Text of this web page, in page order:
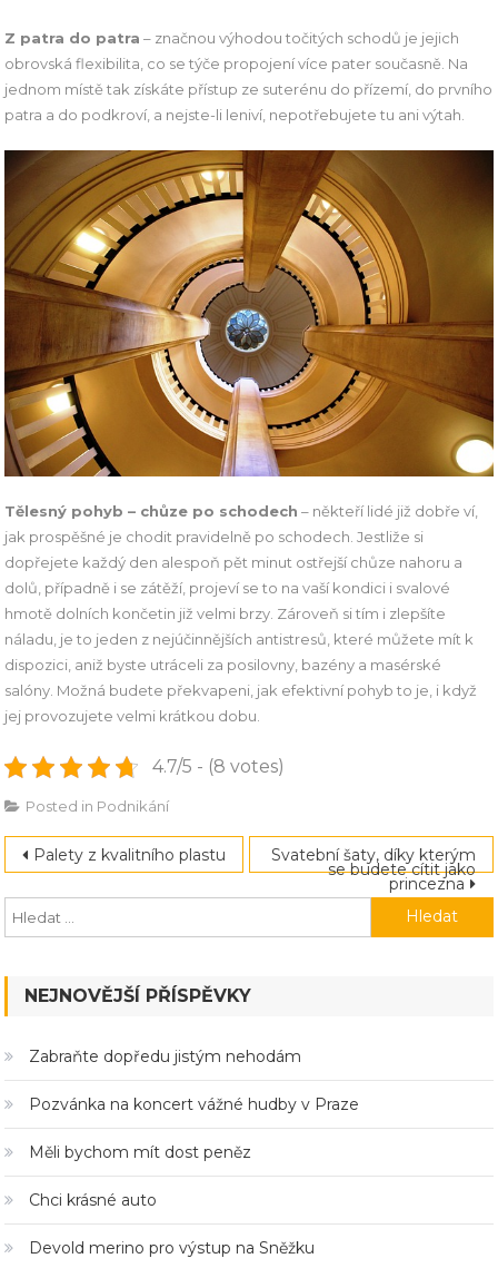
Z patra do patra – značnou výhodou točitých schodů je jejich
obrovská flexibilita, co se týče propojení více pater současně. Na
jednom místě tak získáte přístup ze suterénu do přízemí, do prvního
patra a do podkroví, a nejste-li leniví, nepotřebujete tu ani výtah.
Tělesný pohyb – chůze po schodech – někteří lidé již dobře ví,
jak prospěšné je chodit pravidelně po schodech. Jestliže si
dopřejete každý den alespoň pět minut ostřejší chůze nahoru a
dolů, případně i se zátěží, projeví se to na vaší kondici i svalové
hmotě dolních končetin již velmi brzy. Zároveň si tím i zlepšíte
náladu, je to jeden z nejúčinnějších antistresů, které můžete mít k
dispozici, aniž byste utráceli za posilovny, bazény a masérské
salóny. Možná budete překvapeni, jak efektivní pohyb to je, i když
jej provozujete velmi krátkou dobu.
4.7/5 - (8 votes)
Posted in Podnikání
Navigace
pro
příspěvek
Palety z kvalitního plastu Svatební šaty, díky kterým
se budete cítit jako
princezna
NEJNOVĚJŠÍ PŘÍSPĚVKY
Zabraňte dopředu jistým nehodám
Pozvánka na koncert vážné hudby v Praze
Měli bychom mít dost peněz
Chci krásné auto
Devold merino pro výstup na Sněžku